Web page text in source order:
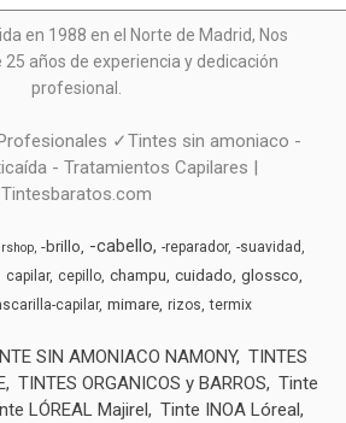
en 1988 en el Norte de Madrid, Nos
años de experiencia y dedicación
profesional.
✓Tintes sin amoniaco -
- Tratamientos Capilares |
Tintesbaratos.com
-brillo -cabello -reparador -suavidad
capilar cepillo champu cuidado glossco
capilar mimare rizos termix
SIN AMONIACO NAMONY TINTES
TINTES ORGANICOS y BARROS
Tinte
LÓREAL Majirel
Tinte INOA Lóreal